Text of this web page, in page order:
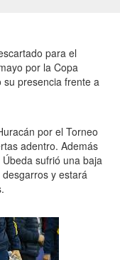
para el
por la Copa
presencia frente a
por el Torneo
adentro. Además
sufrió una baja
y estará